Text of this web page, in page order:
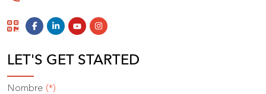
LET'S GET STARTED
Nombre (*)